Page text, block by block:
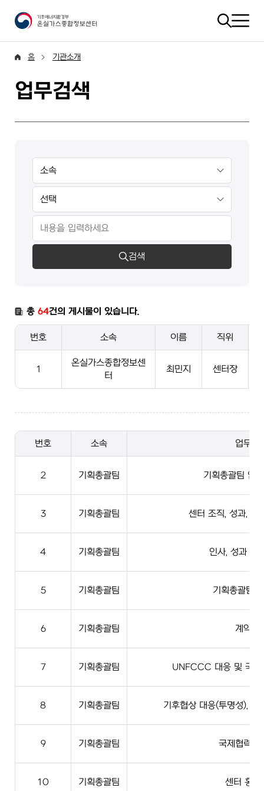
홈 기관소개
업무검색
검색
총 64건의 게시물이 있습니다.
번호 소속 이름 직위
1
온실가스종합정보센
터
최민지 센터장
번호 소속 업무
2 기획총괄팀 기획총괄팀 업
3 기획총괄팀 센터 조직, 성과, 국
4 기획총괄팀 인사, 성과 및
5 기획총괄팀 기획총괄팀
6 기획총괄팀 계약
7 기획총괄팀 UNFCCC 대응 및 국제
8 기획총괄팀 기후협상 대응(투명성), 국
9 기획총괄팀 국제협력사
10 기획총괄팀 센터 홍보